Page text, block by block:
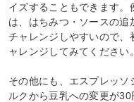
イズすることもできます。
は、はちみつ・ソースの追
チャレンジしやすいので、
ャレンジしてみてください。
その他にも、エスプレッソ
ルクから豆乳への変更が